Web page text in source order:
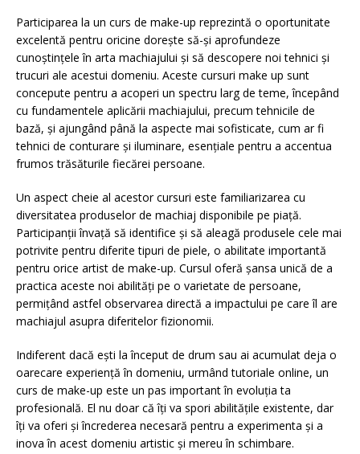
Participarea la un curs de make-up reprezintă o oportunitate
excelentă pentru oricine dorește să-și aprofundeze
cunoștințele în arta machiajului și să descopere noi tehnici și
trucuri ale acestui domeniu. Aceste cursuri make up sunt
concepute pentru a acoperi un spectru larg de teme, începând
cu fundamentele aplicării machiajului, precum tehnicile de
bază, și ajungând până la aspecte mai sofisticate, cum ar fi
tehnici de conturare și iluminare, esențiale pentru a accentua
frumos trăsăturile fiecărei persoane.
Un aspect cheie al acestor cursuri este familiarizarea cu
diversitatea produselor de machiaj disponibile pe piață.
Participanții învață să identifice și să aleagă produsele cele mai
potrivite pentru diferite tipuri de piele, o abilitate importantă
pentru orice artist de make-up. Cursul oferă șansa unică de a
practica aceste noi abilități pe o varietate de persoane,
permițând astfel observarea directă a impactului pe care îl are
machiajul asupra diferitelor fizionomii.
Indiferent dacă ești la început de drum sau ai acumulat deja o
oarecare experiență în domeniu, urmând tutoriale online, un
curs de make-up este un pas important în evoluția ta
profesională. El nu doar că îți va spori abilitățile existente, dar
îți va oferi și încrederea necesară pentru a experimenta și a
inova în acest domeniu artistic și mereu în schimbare.